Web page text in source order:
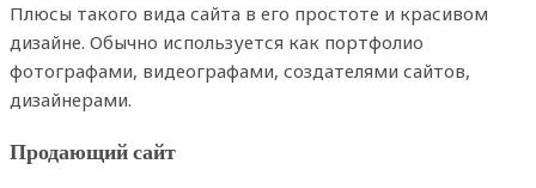
Плюсы такого вида сайта в его простоте и красивом
дизайне. Обычно используется как портфолио
фотографами, видеографами, создателями сайтов,
дизайнерами.
Продающий сайт